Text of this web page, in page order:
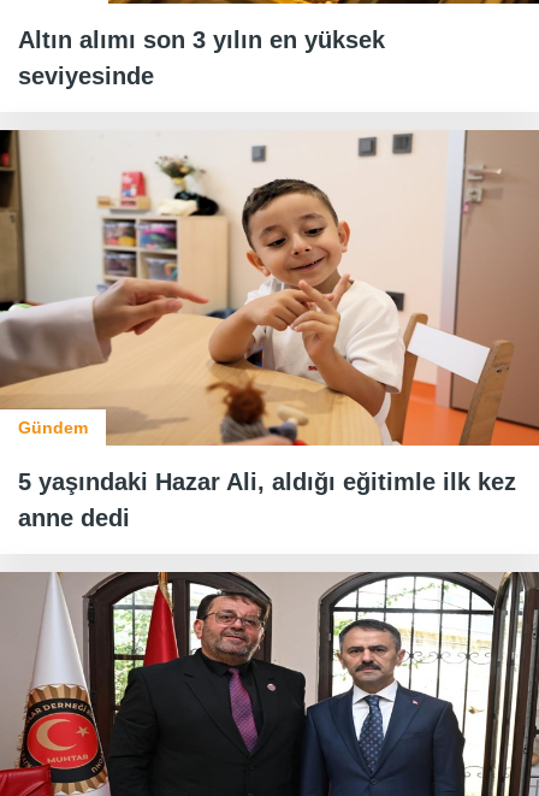
Altın alımı son 3 yılın en yüksek
seviyesinde
Gündem
5 yaşındaki Hazar Ali, aldığı eğitimle ilk kez
anne dedi